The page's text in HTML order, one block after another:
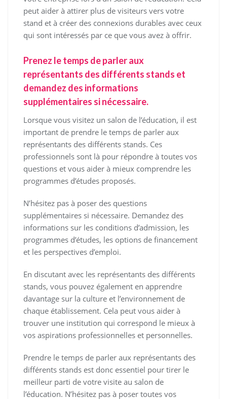
peut aider à attirer plus de visiteurs vers votre
stand et à créer des connexions durables avec ceux
qui sont intéressés par ce que vous avez à offrir.
Prenez le temps de parler aux
représentants des différents stands et
demandez des informations
supplémentaires si nécessaire.
Lorsque vous visitez un salon de l’éducation, il est
important de prendre le temps de parler aux
représentants des différents stands. Ces
professionnels sont là pour répondre à toutes vos
questions et vous aider à mieux comprendre les
programmes d’études proposés.
N’hésitez pas à poser des questions
supplémentaires si nécessaire. Demandez des
informations sur les conditions d’admission, les
programmes d’études, les options de financement
et les perspectives d’emploi.
En discutant avec les représentants des différents
stands, vous pouvez également en apprendre
davantage sur la culture et l’environnement de
chaque établissement. Cela peut vous aider à
trouver une institution qui correspond le mieux à
vos aspirations professionnelles et personnelles.
Prendre le temps de parler aux représentants des
différents stands est donc essentiel pour tirer le
meilleur parti de votre visite au salon de
l’éducation. N’hésitez pas à poser toutes vos